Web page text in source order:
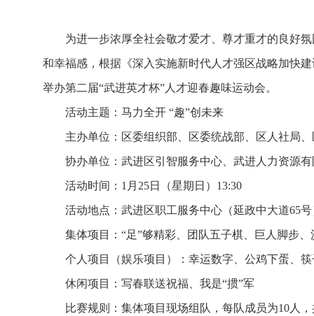
为进一步浓厚全社会敬才爱才、尊才重才的良好
和幸福感，根据《深入实施新时代人才强区战略加快
举办第二届“武进英才杯”人才迎春趣味运动会。
活动主题：马力全开 “趣”创未来
主办单位：区委组织部、区委统战部、区人社局
协办单位：武进区引智服务中心、武进人力资源
活动时间：1月25日（星期日）13:30
活动地点：武进区职工服务中心（延政中大道65号
集体项目：“足”够精彩、团队五子棋、巨人脚步
个人项目（娱乐项目）：幸运数字、公鸡下蛋、
休闲项目：写春联送祝福、我是“掼”军
比赛规则：集体项目现场组队，每队成员为10人